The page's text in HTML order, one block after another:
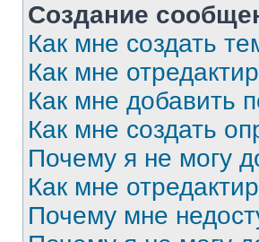
Создание
Как мне создать
Как мне
Как мне добавить
Как мне создать
Почему я не могу
Как мне
Почему мне